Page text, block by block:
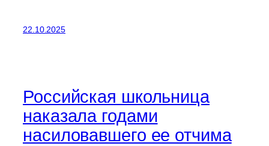
22.10.2025
Российская школьница
наказала годами
насиловавшего ее отчима